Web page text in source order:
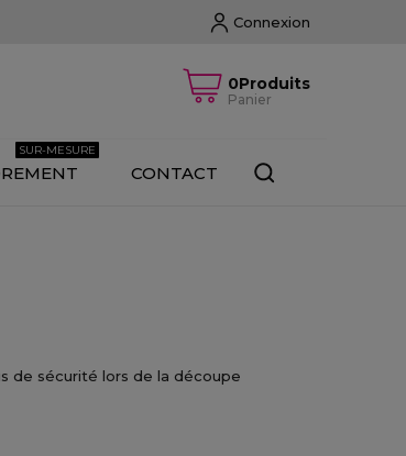
Connexion
0Produits
Panier
SUR-MESURE
CONTACT
de sécurité lors de la découpe